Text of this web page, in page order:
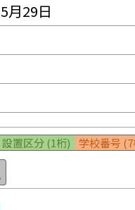
月29日
設置区分 (1桁) 学校番号